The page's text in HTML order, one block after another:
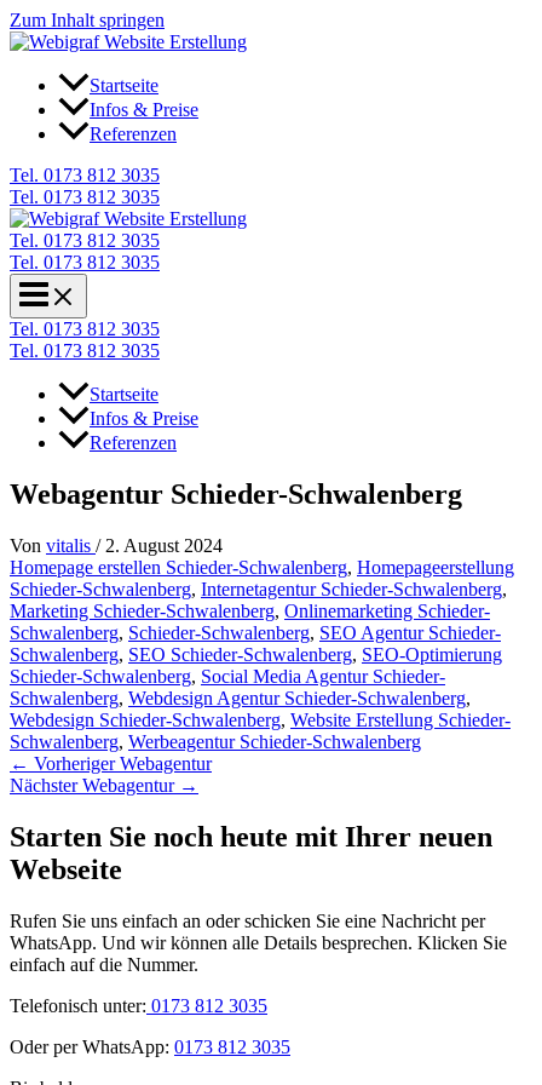
Zum Inhalt springen
Startseite
Infos & Preise
Referenzen
Tel. 0173 812 3035
Tel. 0173 812 3035
Tel. 0173 812 3035
Tel. 0173 812 3035
Tel. 0173 812 3035
Tel. 0173 812 3035
Startseite
Infos & Preise
Referenzen
Webagentur Schieder-Schwalenberg
Von vitalis / 2. August 2024
Homepage erstellen Schieder-Schwalenberg, Homepageerstellung
Schieder-Schwalenberg, Internetagentur Schieder-Schwalenberg,
Marketing Schieder-Schwalenberg, Onlinemarketing Schieder-
Schwalenberg, Schieder-Schwalenberg, SEO Agentur Schieder-
Schwalenberg, SEO Schieder-Schwalenberg, SEO-Optimierung
Schieder-Schwalenberg, Social Media Agentur Schieder-
Schwalenberg, Webdesign Agentur Schieder-Schwalenberg,
Webdesign Schieder-Schwalenberg, Website Erstellung Schieder-
Schwalenberg, Werbeagentur Schieder-Schwalenberg
← Vorheriger Webagentur
Nächster Webagentur →
Starten Sie noch heute mit Ihrer neuen
Webseite
Rufen Sie uns einfach an oder schicken Sie eine Nachricht per
WhatsApp. Und wir können alle Details besprechen. Klicken Sie
einfach auf die Nummer.
Telefonisch unter: 0173 812 3035
Oder per WhatsApp: 0173 812 3035